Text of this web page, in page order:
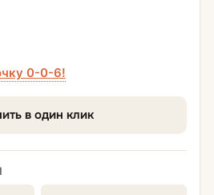
0-0-6!
в один клик